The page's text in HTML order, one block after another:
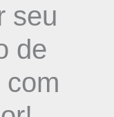
seu
de
com